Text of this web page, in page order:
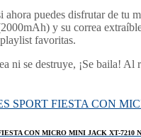
ahora puedes disfrutar de tu
y su correa
favoritas.
ni se destruye, ¡Se baila! Al
CON MICRO MINI JACK XT-7210